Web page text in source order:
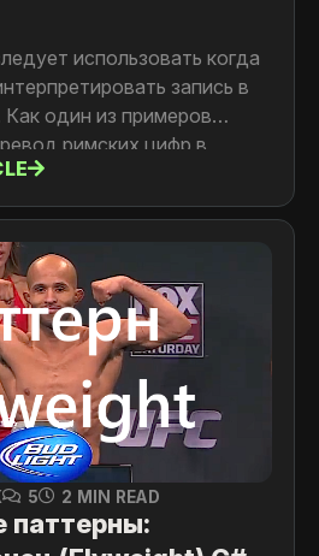
использовать когда
запись в
Как один из примеров
римских цифр в
5 2 MIN READ
паттерны: